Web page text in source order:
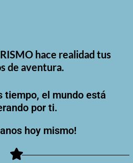
hace realidad tus
de aventura.
tiempo, el mundo está
por ti.
hoy mismo!